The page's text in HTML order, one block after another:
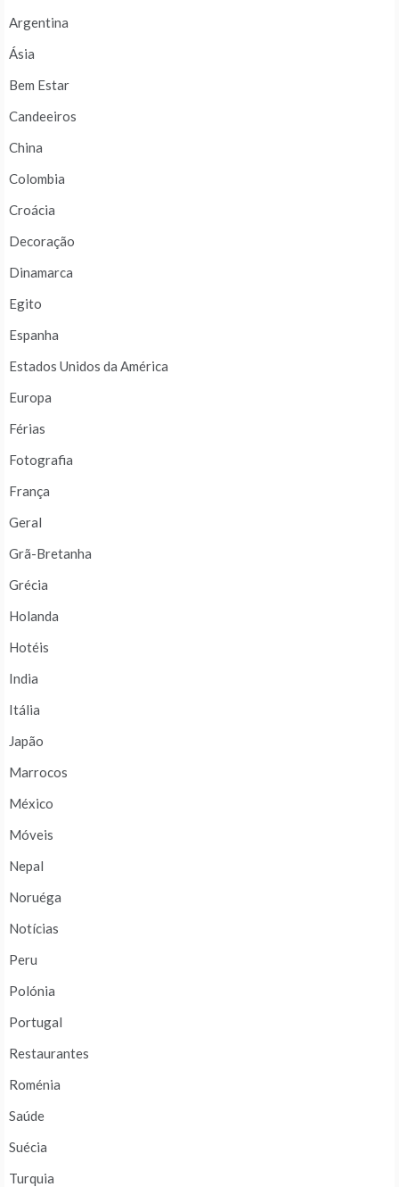
Argentina
Ásia
Bem Estar
Candeeiros
China
Colombia
Croácia
Decoração
Dinamarca
Egito
Espanha
Estados Unidos da América
Europa
Férias
Fotografia
França
Geral
Grã-Bretanha
Grécia
Holanda
Hotéis
India
Itália
Japão
Marrocos
México
Móveis
Nepal
Noruéga
Notícias
Peru
Polónia
Portugal
Restaurantes
Roménia
Saúde
Suécia
Turquia